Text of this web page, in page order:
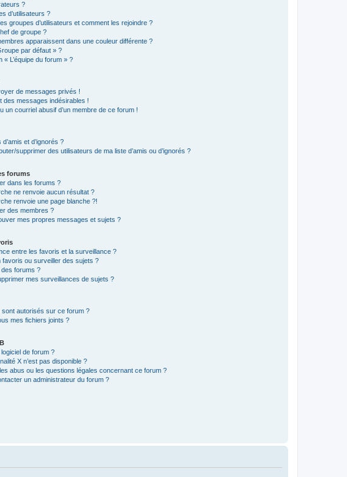
?
d’utilisateurs ?
groupes d’utilisateurs et comment les rejoindre ?
de groupe ?
apparaissent dans une couleur différente ?
par défaut » ?
« L’équipe du forum » ?
de messages privés !
des messages indésirables !
un courriel abusif d’un membre de ce forum !
et d’ignorés ?
supprimer des utilisateurs de ma liste d’amis ou d’ignorés ?
forums
dans les forums ?
ne renvoie aucun résultat ?
renvoie une page blanche ?!
des membres ?
mes propres messages et sujets ?
entre les favoris et la surveillance ?
favoris ou surveiller des sujets ?
forums ?
mes surveillances de sujets ?
sont autorisés sur ce forum ?
mes fichiers joints ?
de forum ?
X n’est pas disponible ?
abus ou les questions légales concernant ce forum ?
un administrateur du forum ?